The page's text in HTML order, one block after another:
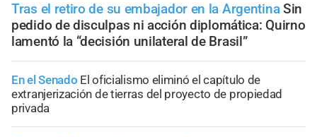
Tras el retiro de su embajador en la Argentina Sin
pedido de disculpas ni acción diplomática: Quirno
lamentó la “decisión unilateral de Brasil”
En el Senado El oficialismo eliminó el capítulo de
extranjerización de tierras del proyecto de propiedad
privada